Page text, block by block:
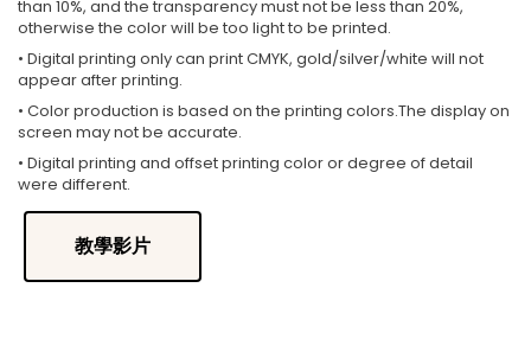
than 10%, and the transparency must not be less than 20%,
otherwise the color will be too light to be printed.
• Digital printing only can print CMYK, gold/silver/white will not
appear after printing.
• Color production is based on the printing colors.The display on
screen may not be accurate.
• Digital printing and offset printing color or degree of detail
were different.
教學影片